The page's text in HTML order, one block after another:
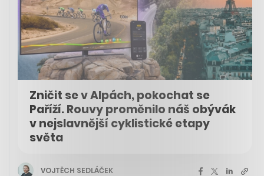
Zničit se v Alpách, pokochat se
Paříží. Rouvy proměnilo náš obývák
v nejslavnější cyklistické etapy
světa
VOJTĚCH SEDLÁČEK